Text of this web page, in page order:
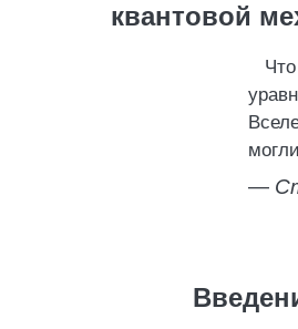
квантовой
—